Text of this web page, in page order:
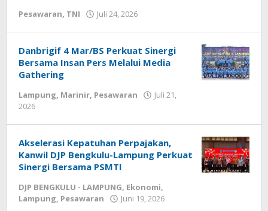
Pesawaran, TNI Juli 24, 2026
Danbrigif 4 Mar/BS Perkuat Sinergi
Bersama Insan Pers Melalui Media
Gathering
Lampung, Marinir, Pesawaran
Juli 21,
2026
Akselerasi Kepatuhan Perpajakan,
Kanwil DJP Bengkulu-Lampung Perkuat
Sinergi Bersama PSMTI
DJP BENGKULU - LAMPUNG, Ekonomi,
Lampung, Pesawaran Juni 19, 2026